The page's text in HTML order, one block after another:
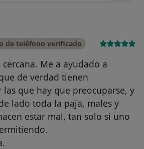
de teléfono verificado
Me a ayudado a
de verdad tienen
que hay que preocuparse, y
lado toda la paja, males y
estar mal, tan solo si uno